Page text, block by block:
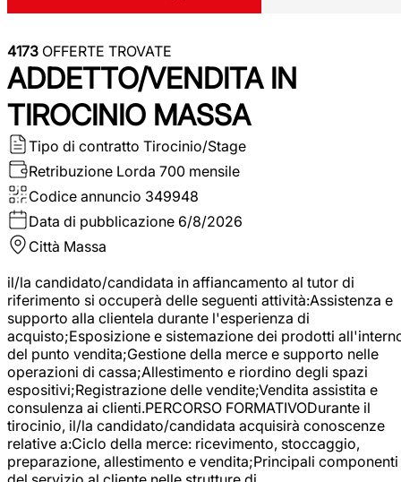
4173 OFFERTE TROVATE
ADDETTO/VENDITA IN
TIROCINIO MASSA
Tipo di contratto Tirocinio/Stage
Retribuzione Lorda 700 mensile
Codice annuncio 349948
Data di pubblicazione 6/8/2026
Città Massa
il/la candidato/candidata in affiancamento al tutor di
riferimento si occuperà delle seguenti attività:Assistenza e
supporto alla clientela durante l'esperienza di
acquisto;Esposizione e sistemazione dei prodotti
del punto vendita;Gestione della merce e supporto nelle
operazioni di cassa;Allestimento e riordino degli spazi
espositivi;Registrazione delle vendite;Vendita assistita e
consulenza ai clienti.PERCORSO FORMATIVODurante il
tirocinio, il/la candidato/candidata acquisirà conoscenze
relative a:Ciclo della merce: ricevimento, stoccaggio,
preparazione, allestimento e vendita;Principali componenti